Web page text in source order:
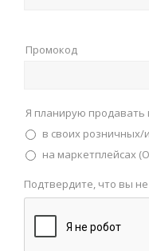
Промокод
Я планирую
в своих розничных/
на маркетплейсах
Подтвердите, что вы